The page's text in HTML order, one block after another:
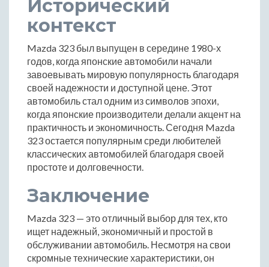
Исторический
контекст
Mazda 323 был выпущен в середине 1980-х
годов, когда японские автомобили начали
завоевывать мировую популярность благодаря
своей надежности и доступной цене. Этот
автомобиль стал одним из символов эпохи,
когда японские производители делали акцент на
практичность и экономичность. Сегодня Mazda
323 остается популярным среди любителей
классических автомобилей благодаря своей
простоте и долговечности.
Заключение
Mazda 323 — это отличный выбор для тех, кто
ищет надежный, экономичный и простой в
обслуживании автомобиль. Несмотря на свои
скромные технические характеристики, он